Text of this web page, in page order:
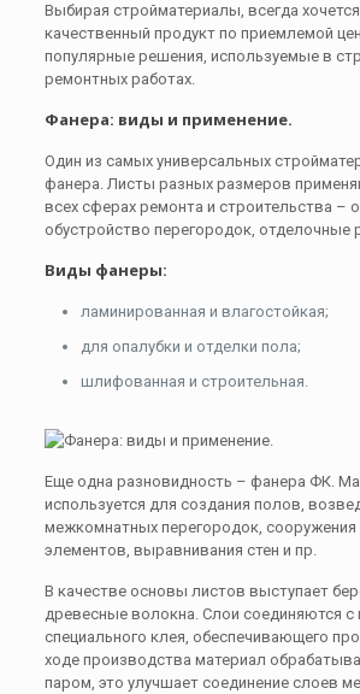
Выбирая стройматериалы, всегда
качественный продукт по приемлемой
популярные решения, используемые в
ремонтных работах.
Фанера: виды и применение.
Один из самых универсальных
фанера. Листы разных размеров
всех сферах ремонта и строительства –
обустройство перегородок, отделочные
Виды фанеры:
ламинированная и влагостойкая;
для опалубки и отделки пола;
шлифованная и строительная.
Еще одна разновидность – фанера ФК.
используется для создания полов,
межкомнатных перегородок,
элементов, выравнивания стен и пр.
В качестве основы листов выступает
древесные волокна. Слои соединяются
специального клея, обеспечивающего
ходе производства материал
паром, это улучшает соединение слоев